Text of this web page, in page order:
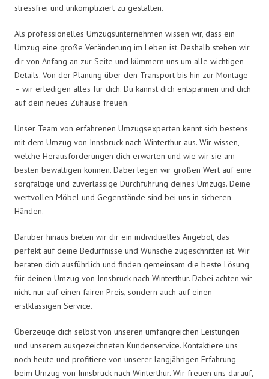
stressfrei und unkompliziert zu gestalten.
Als professionelles Umzugsunternehmen wissen wir, dass ein
Umzug eine große Veränderung im Leben ist. Deshalb stehen wir
dir von Anfang an zur Seite und kümmern uns um alle wichtigen
Details. Von der Planung über den Transport bis hin zur Montage
– wir erledigen alles für dich. Du kannst dich entspannen und dich
auf dein neues Zuhause freuen.
Unser Team von erfahrenen Umzugsexperten kennt sich bestens
mit dem Umzug von Innsbruck nach Winterthur aus. Wir wissen,
welche Herausforderungen dich erwarten und wie wir sie am
besten bewältigen können. Dabei legen wir großen Wert auf eine
sorgfältige und zuverlässige Durchführung deines Umzugs. Deine
wertvollen Möbel und Gegenstände sind bei uns in sicheren
Händen.
Darüber hinaus bieten wir dir ein individuelles Angebot, das
perfekt auf deine Bedürfnisse und Wünsche zugeschnitten ist. Wir
beraten dich ausführlich und finden gemeinsam die beste Lösung
für deinen Umzug von Innsbruck nach Winterthur. Dabei achten wir
nicht nur auf einen fairen Preis, sondern auch auf einen
erstklassigen Service.
Überzeuge dich selbst von unseren umfangreichen Leistungen
und unserem ausgezeichneten Kundenservice. Kontaktiere uns
noch heute und profitiere von unserer langjährigen Erfahrung
beim Umzug von Innsbruck nach Winterthur. Wir freuen uns darauf,